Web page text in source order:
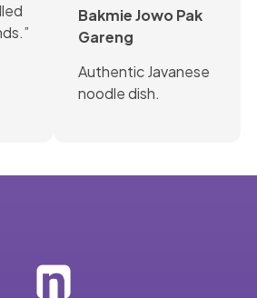
Bakmie Jowo Pak
Gareng
Authentic Javanese
noodle dish.